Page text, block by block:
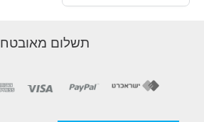
תשלום מאובטח